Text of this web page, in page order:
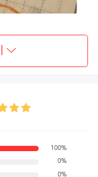
100%
0%
0%